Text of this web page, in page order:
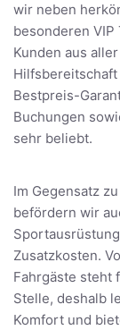
wir neben
besonderen VIP
Kunden aus
Bestpreis-
Buchungen
sehr beliebt.
Im Gegensatz
befördern wir
Zusatzkosten.
Fahrgäste steht
Stelle, deshalb
Komfort und